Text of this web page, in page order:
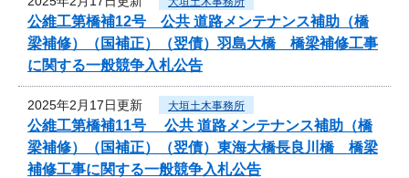
公維工第橋補12号 公共 道路メンテナンス補助（橋
梁補修）（国補正）（翌債）羽島大橋 橋梁補修工事
に関する一般競争入札公告
2025年2月17日更新 大垣土木事務所
公維工第橋補11号 公共 道路メンテナンス補助（橋
梁補修）（国補正）（翌債）東海大橋長良川橋 橋梁
補修工事に関する一般競争入札公告